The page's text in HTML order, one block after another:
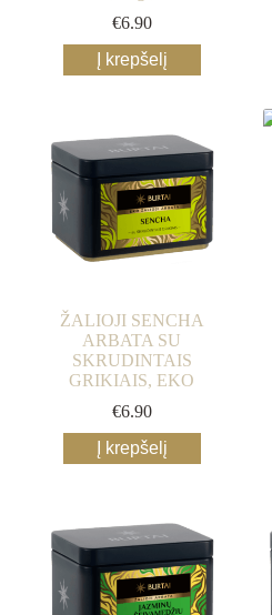
€6.90
Į krepšelį
ŽALIOJI SENCHA
ARBATA SU
SKRUDINTAIS
GRIKIAIS, EKO
€6.90
Į krepšelį